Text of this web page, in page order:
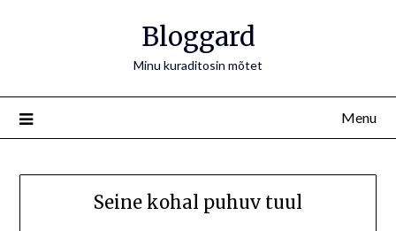
Bloggard
Minu kuraditosin mõtet
Menu
Seine kohal puhuv tuul